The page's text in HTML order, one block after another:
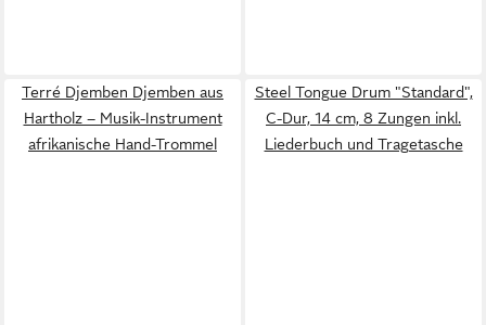
Terré Djemben Djemben aus
Hartholz – Musik-Instrument
afrikanische Hand-Trommel
Steel Tongue Drum "Standard",
C-Dur, 14 cm, 8 Zungen inkl.
Liederbuch und Tragetasche